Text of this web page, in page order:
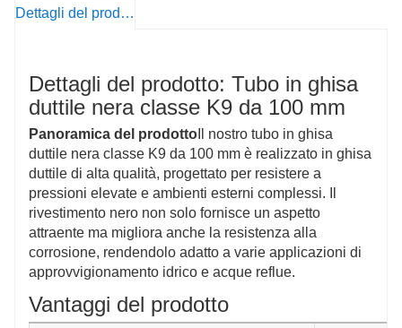
delle acque industriali e altro ancora, adattandosi alle
Combinando prestazioni di alta qualità con prezzi
competitivi, questi tubi offrono una soluzione
economica per le esigenze delle tubazioni, riducendo
i costi complessivi di installazione e manutenzione.
Sicurezza, protezione ambientale e longevità
Conformi agli standard internazionali, atossici ed
ecologici, questi tubi sono sicuri per l'acqua potabile e
progettati per durare oltre 50 anni, riducendo al
minimo la necessità di sostituzioni.
Dettagli del prodotto
Dettagli del prodotto: Tubo in ghisa
duttile nera classe K9 da 100 mm
Panoramica del prodotto Il nostro tubo in ghisa
duttile nera classe K9 da 100 mm è realizzato in ghisa
duttile di alta qualità, progettato per resistere a
pressioni elevate e ambienti esterni complessi. Il
rivestimento nero non solo fornisce un aspetto
attraente ma migliora anche la resistenza alla
corrosione, rendendolo adatto a varie applicazioni di
approvvigionamento idrico e acque reflue.
Vantaggi del prodotto